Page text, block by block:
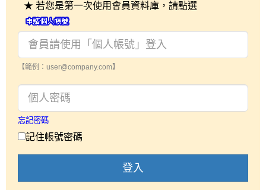
★ 若您是第一次使用會員資料庫，請點選
【範例：user@company.com】
忘記密碼
記住帳號密碼
登入